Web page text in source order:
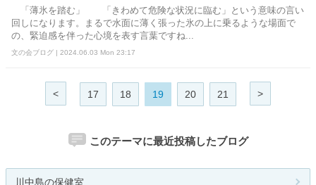
「薄氷を踏む」 「きわめて危険な状況に臨む」という意味の言い
回しになります。まるで水面に薄く張った氷の上に乗るような場面で
の、緊迫感を伴った心境を表す言葉ですね...
文の会ブログ | 2024.06.03 Mon 23:17
< 17 18 19 20 21 >
このテーマに最近投稿したブログ
川中島の保健室